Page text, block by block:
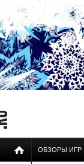
ОБЗОРЫ ИГР